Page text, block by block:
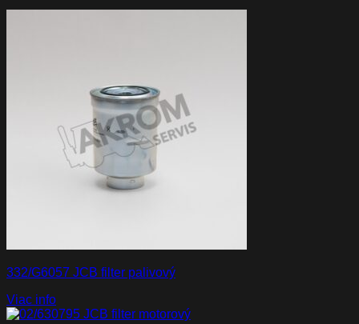
332/G6057 JCB filter palivový
Viac info